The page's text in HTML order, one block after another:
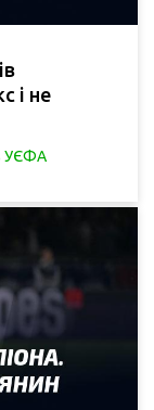
і не
УЄФА